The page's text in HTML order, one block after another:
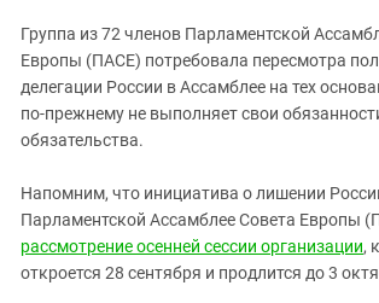
КАВКАЗ ЗА
ИНАКОМЫСЛИЕ В
ПРЕСЛЕДОВАНИЕ
МОБИЛИЗАЦИЯ И
Ингушетия
Кабардино-Балкария
Калмыкия
Краснодарский край
Нагорный Карабах
Российская Федерация
Группа из 72 членов Парламентской
Европы (ПАСЕ) потребовала пересмотра
делегации России в Ассамблее на тех
по-прежнему не выполняет свои
обязательства.
Напомним, что инициатива о лишении
Парламентской Ассамблее Совета Европы
рассмотрение осенней сессии организации,
откроется 28 сентября и продлится до 3